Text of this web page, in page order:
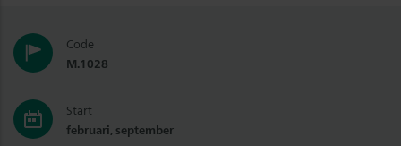
Code
M.1028
Start
februari, september